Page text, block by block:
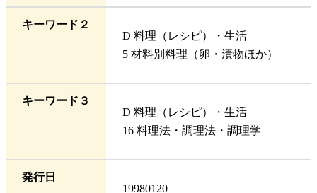
キーワード２
D 料理（レシピ）・生活
5 材料別料理（卵・漬物ほか）
キーワード３
D 料理（レシピ）・生活
16 料理法・調理法・調理学
発行日
19980120